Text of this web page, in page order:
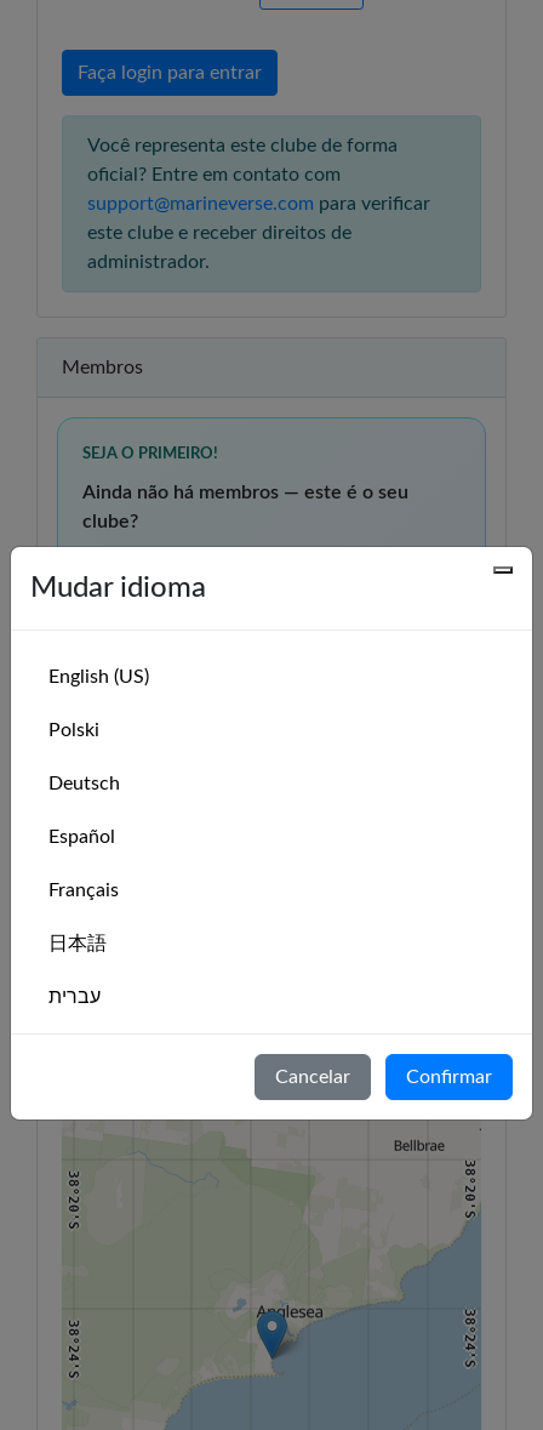
Faça login para entrar
Você representa este clube de forma
oficial? Entre em contato com
support@marineverse.com para verificar
este clube e receber direitos de
administrador.
Membros
SEJA O PRIMEIRO!
Ainda não há membros — este é o seu
clube?
Veja quem do seu clube veleja em VR, dispute
Aprendam juntos
anotações e apoiem uns aos outros à medida que
Localização do clube
38°16'S
38°20'S 38°20'S
38°24'S 38°24'S
Mudar idioma
English (US)
Polski
Deutsch
Español
Français
日本語
עברית
Português
Svenska
Cancelar Confirmar